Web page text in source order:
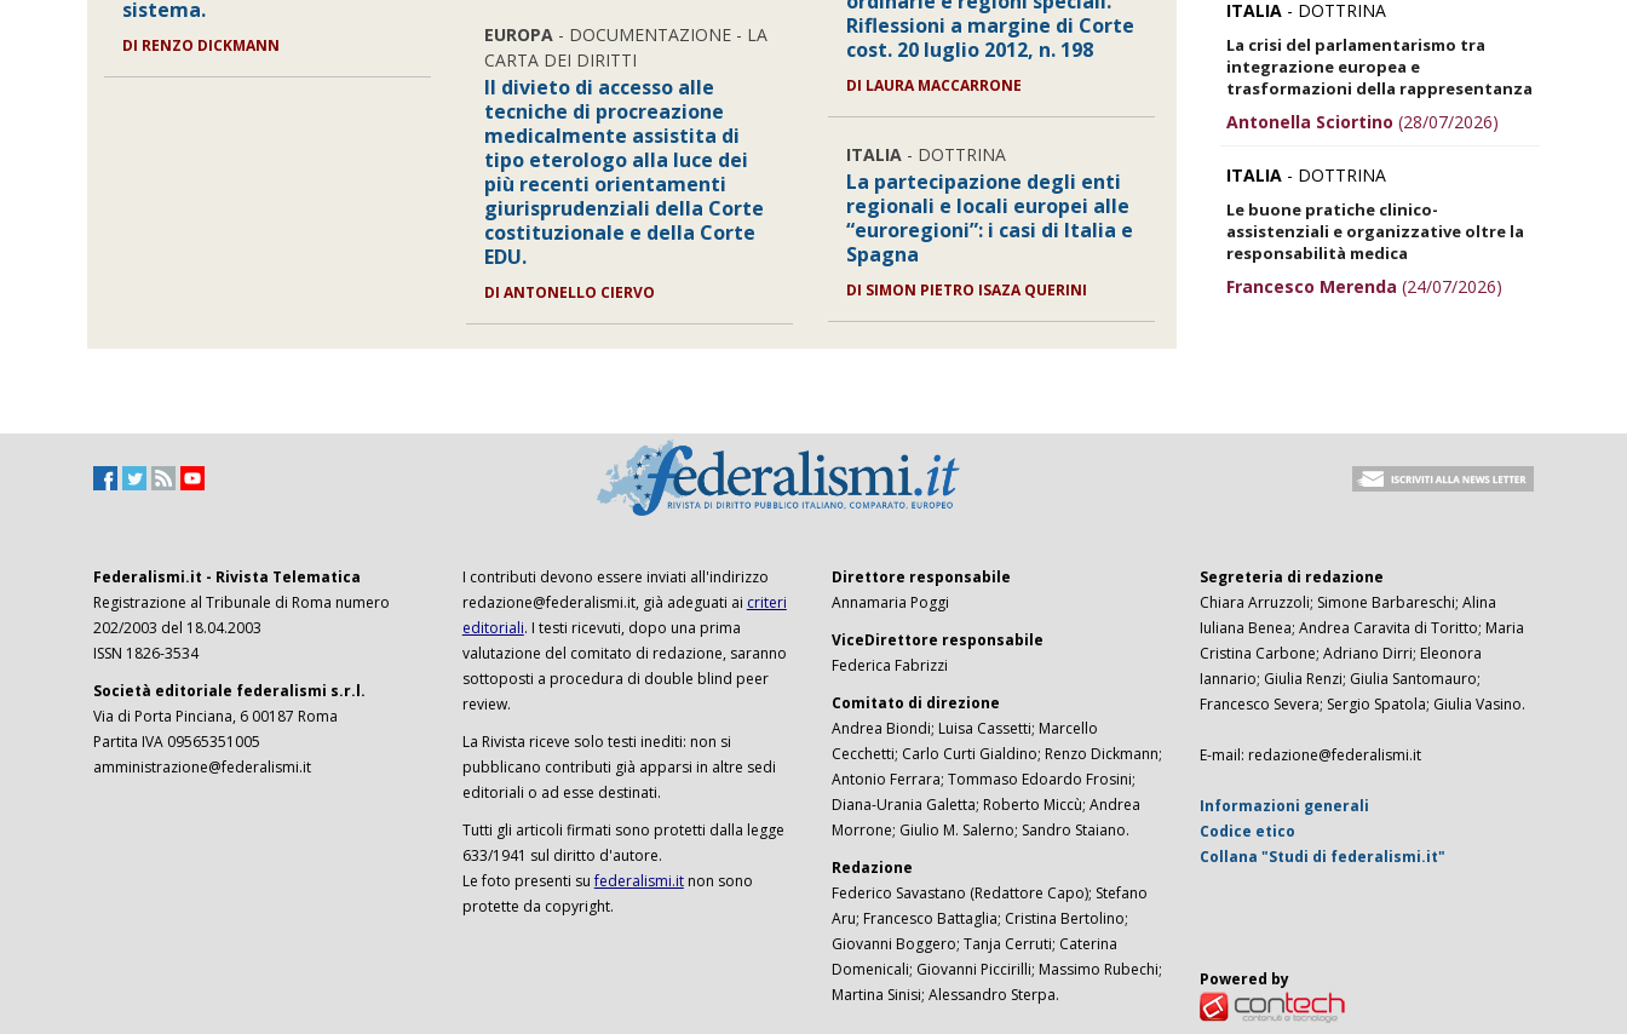
sistema.
DI RENZO DICKMANN EUROPA - DOCUMENTAZIONE - LA
CARTA DEI DIRITTI
Il divieto di accesso alle
tecniche di procreazione
medicalmente assistita di
tipo eterologo alla luce dei
più recenti orientamenti
giurisprudenziali della Corte
costituzionale e della Corte
EDU.
DI ANTONELLO CIERVO
Riflessioni a margine di Corte
cost. 20 luglio 2012, n. 198
DI LAURA MACCARRONE
ITALIA- DOTTRINA
La partecipazione degli enti
regionali e locali europei alle
“euroregioni”: i casi di Italia e
Spagna
DI SIMON PIETRO ISAZA QUERINI
ITALIA - DOTTRINA
La crisi del parlamentarismo tra
integrazione europea e
trasformazioni della rappresentanza
Antonella Sciortino (28/07/2026)
ITALIA - DOTTRINA
Le buone pratiche clinico-
assistenziali e organizzative oltre la
responsabilità medica
Francesco Merenda (24/07/2026)
Federalismi.it - Rivista Telematica
Registrazione al Tribunale di Roma numero
202/2003 del 18.04.2003
ISSN 1826-3534
Società editoriale federalismi s.r.l.
Via di Porta Pinciana, 6 00187 Roma
Partita IVA 09565351005
amministrazione@federalismi.it
I contributi devono essere inviati all'indirizzo
redazione@federalismi.it, già adeguati ai criteri
editoriali. I testi ricevuti, dopo una prima
valutazione del comitato di redazione, saranno
sottoposti a procedura di double blind peer
review.
La Rivista riceve solo testi inediti: non si
pubblicano contributi già apparsi in altre sedi
editoriali o ad esse destinati.
Tutti gli articoli firmati sono protetti dalla legge
633/1941 sul diritto d'autore.
Le foto presenti sufederalismi.itnon sono
protette da copyright.
Direttore responsabile
Annamaria Poggi
ViceDirettore responsabile
Federica Fabrizzi
Comitato di direzione
Andrea Biondi; Luisa Cassetti; Marcello
Cecchetti; Carlo Curti Gialdino; Renzo Dickmann;
Antonio Ferrara; Tommaso Edoardo Frosini;
Diana-Urania Galetta; Roberto Miccù; Andrea
Morrone; Giulio M. Salerno; Sandro Staiano.
Redazione
Federico Savastano (Redattore Capo); Stefano
Aru; Francesco Battaglia; Cristina Bertolino;
Giovanni Boggero; Tanja Cerruti; Caterina
Domenicali; Giovanni Piccirilli; Massimo Rubechi;
Martina Sinisi; Alessandro Sterpa.
Segreteria di redazione
Chiara Arruzzoli; Simone Barbareschi; Alina
Iuliana Benea; Andrea Caravita di Toritto; Maria
Cristina Carbone; Adriano Dirri; Eleonora
Iannario; Giulia Renzi; Giulia Santomauro;
Francesco Severa; Sergio Spatola; Giulia Vasino.
E-mail: redazione@federalismi.it
Informazioni generali
Codice etico
Collana "Studi di federalismi.it"
Powered by